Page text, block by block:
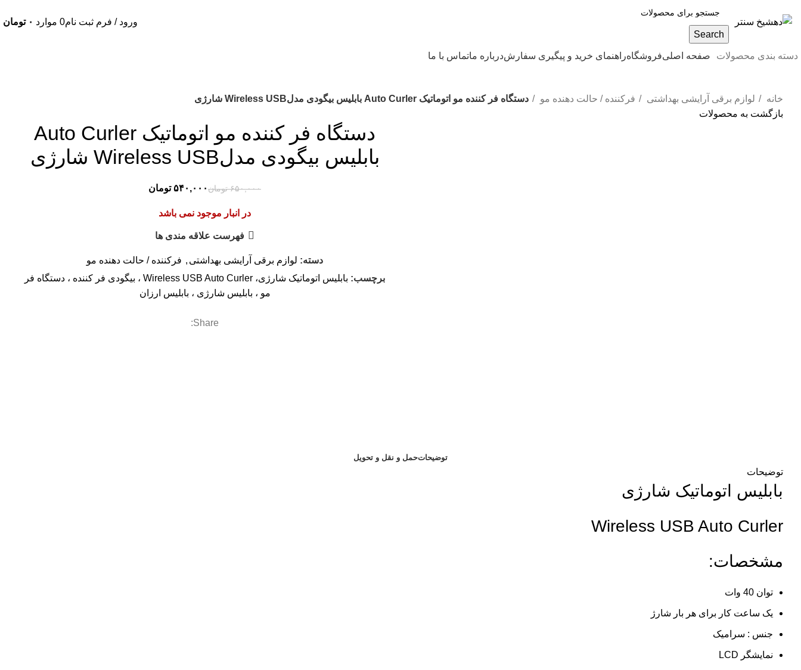
Search
ورود / فرم ثبت نام0 موارد ۰ تومان
دسته بندی محصولات صفحه اصلیفروشگاهراهنمای خرید و پیگیری سفارشدرباره ماتماس با ما
خانه لوازم برقی آرایشی بهداشتی فرکننده / حالت دهنده مو
دستگاه فر کننده مو اتوماتیک Auto Curler بابلیس بیگودی مدلWireless USB شارژی
بازگشت به محصولات
دستگاه فر کننده مو اتوماتیک Auto Curler
بابلیس بیگودی مدلWireless USB شارژی
۶۵۰,۰۰۰ تومان۵۴۰,۰۰۰ تومان
در انبار موجود نمی باشد
فهرست علاقه مندی ها
دسته: لوازم برقی آرایشی بهداشتی , فرکننده / حالت دهنده مو
برچسب:
بابلیس اتوماتیک شارژی، Wireless USB Auto Curler ، بیگودی فر کننده ، دستگاه فر
مو ، بابلیس شارژی ، بابلیس ارزان
Share:
توضیحاتحمل و نقل و تحویل
توضیحات
بابلیس اتوماتیک شارژی
Wireless USB Auto Curler
مشخصات:
توان 40 وات
یک ساعت کار برای هر بار شارژ
جنس : سرامیک
نمایشگر LCD